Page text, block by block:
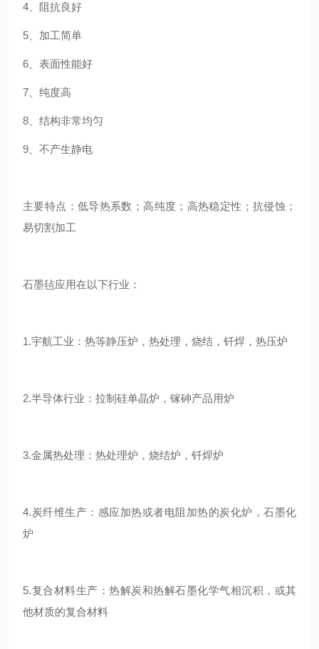
4、阻抗良好
5、加工简单
6、表面性能好
7、纯度高
8、结构非常均匀
9、不产生静电
主要特点：低导热系数；高纯度；高热稳定性；抗侵蚀；
易切割加工
石墨毡应用在以下行业：
1.宇航工业：热等静压炉，热处理，烧结，钎焊，热压炉
2.半导体行业：拉制硅单晶炉，镓砷产品用炉
3.金属热处理：热处理炉，烧结炉，钎焊炉
4.炭纤维生产：感应加热或者电阻加热的炭化炉，石墨化
炉
5.复合材料生产：热解炭和热解石墨化学气相沉积，或其
他材质的复合材料